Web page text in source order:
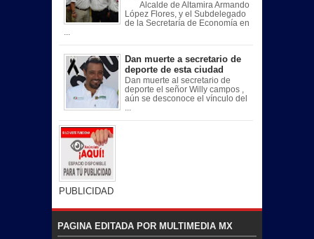
Alcalde de Altamira Armando
López Flores, y el Subdelegado
de la Secretaría de Economía en
...
Dan muerte a secretario de
deporte de esta ciudad
Dan muerte al secretario de
deporte el señor Willy campos ,
aún se desconoce el vínculo del
PUBLICIDAD
PAGINA EDITADA POR MULTIMEDIA MX